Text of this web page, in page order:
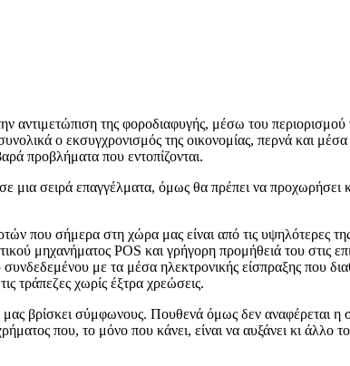
αντιμετώπιση της φοροδιαφυγής, μέσω του
ο εκσυγχρονισμός της οικονομίας, περνά και
προβλήματα που εντοπίζονται.
σειρά επαγγέλματα, όμως θα πρέπει να προχωρήσει
που σήμερα στη χώρα μας είναι από τις υψηλότερες
μηχανήματος POS και γρήγορη προμήθειά του στις
με τα μέσα ηλεκτρονικής είσπραξης που
τράπεζες χωρίς έξτρα χρεώσεις.
βρίσκει σύμφωνους. Πουθενά όμως δεν αναφέρεται η
που, το μόνο που κάνει, είναι να αυξάνει κι άλλο